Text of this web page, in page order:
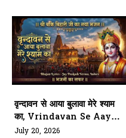
वृन्दावन से आया बुलावा मेरे श्याम
का, Vrindavan Se Aaya
Bulawa Mere Shyam Ka
July 20, 2026